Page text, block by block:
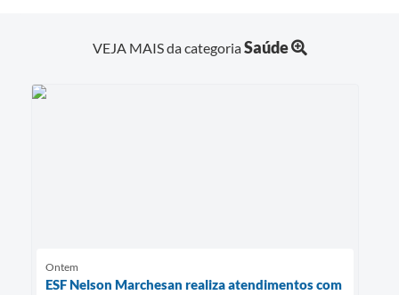
VEJA MAIS da categoriaSaúde
Ontem
ESF Nelson Marchesan realiza atendimentos com